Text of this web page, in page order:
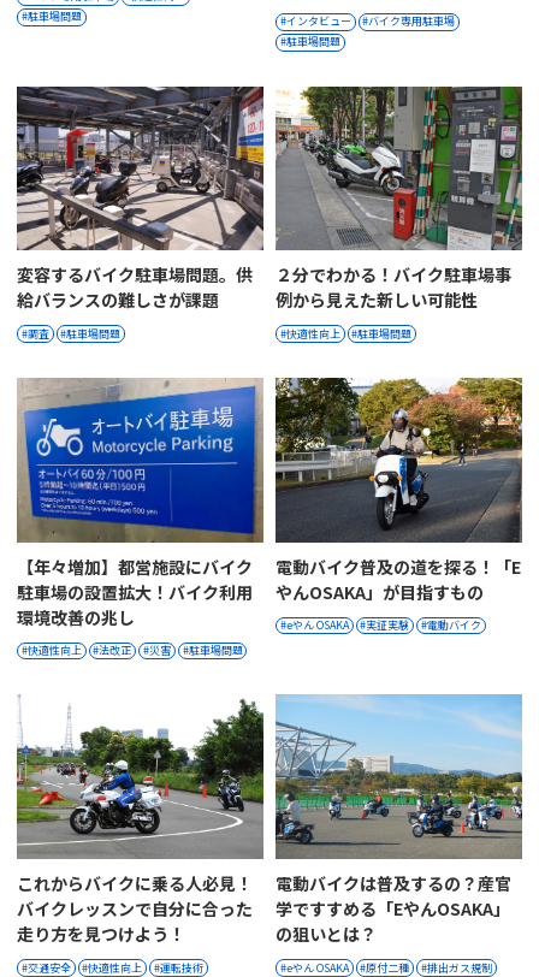
駐車場問題
インタビュー
バイク専用駐車場
駐車場問題
変容するバイク駐車場問題。供
給バランスの難しさが課題
調査 駐車場問題
２分でわかる！バイク駐車場事
例から見えた新しい可能性
快適性向上 駐車場問題
【年々増加】都営施設にバイク
駐車場の設置拡大！バイク利用
環境改善の兆し
快適性向上 法改正 災害 駐車場問題
電動バイク普及の道を探る！「e
やんOSAKA」が目指すもの
eやん OSAKA 実証実験 電動バイク
これからバイクに乗る人必見！
バイクレッスンで自分に合った
走り方を見つけよう！
交通安全 快適性向上 運転技術
電動バイクは普及するの？産官
学ですすめる「eやんOSAKA」
の狙いとは？
eやん OSAKA 原付二種
排出ガス規制